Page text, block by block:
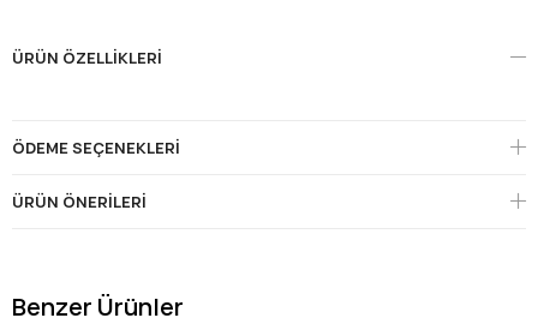
ÜRÜN ÖZELLIKLERI
ÖDEME SEÇENEKLERI
ÜRÜN ÖNERILERI
Benzer Ürünler